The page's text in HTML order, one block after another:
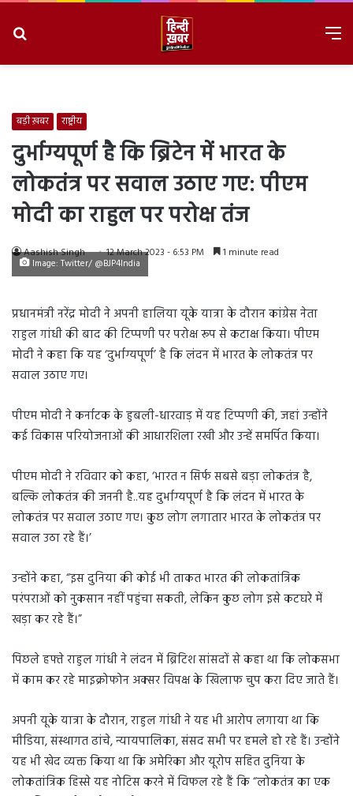
बड़ी ख़बर राष्ट्रीय
दुर्भाग्यपूर्ण है कि ब्रिटेन में भारत के
लोकतंत्र पर सवाल उठाए गए: पीएम
मोदी का राहुल पर परोक्ष तंज
Aashish Singh 12 March 2023 - 6:53 PM 1 minute read
Image: Twitter/ @BJP4India
प्रधानमंत्री नरेंद्र मोदी ने अपनी हालिया यूके यात्रा के दौरान कांग्रेस नेता
राहुल गांधी की बाद की टिप्पणी पर परोक्ष रूप से कटाक्ष किया। पीएम
मोदी ने कहा कि यह ‘दुर्भाग्यपूर्ण’ है कि लंदन में भारत के लोकतंत्र पर
सवाल उठाए गए।
पीएम मोदी ने कर्नाटक के हुबली-धारवाड़ में यह टिप्पणी की, जहां उन्होंने
कई विकास परियोजनाओं की आधारशिला रखी और उन्हें समर्पित किया।
पीएम मोदी ने रविवार को कहा, ‘भारत न सिर्फ सबसे बड़ा लोकतंत्र है,
बल्कि लोकतंत्र की जननी है..यह दुर्भाग्यपूर्ण है कि लंदन में भारत के
लोकतंत्र पर सवाल उठाए गए। कुछ लोग लगातार भारत के लोकतंत्र पर
सवाल उठा रहे हैं।’
उन्होंने कहा, “इस दुनिया की कोई भी ताकत भारत की लोकतांत्रिक
परंपराओं को नुकसान नहीं पहुंचा सकती, लेकिन कुछ लोग इसे कटघरे में
खड़ा कर रहे हैं।”
पिछले हफ्ते राहुल गांधी ने लंदन में ब्रिटिश सांसदों से कहा था कि लोकसभा
में काम कर रहे माइक्रोफोन अक्सर विपक्ष के खिलाफ चुप करा दिए जाते हैं।
अपनी यूके यात्रा के दौरान, राहुल गांधी ने यह भी आरोप लगाया था कि
मीडिया, संस्थागत ढांचे, न्यायपालिका, संसद सभी पर हमले हो रहे हैं। उन्होंने
यह भी खेद व्यक्त किया था कि अमेरिका और यूरोप सहित दुनिया के
लोकतांत्रिक हिस्से यह नोटिस करने में विफल रहे हैं कि “लोकतंत्र का एक